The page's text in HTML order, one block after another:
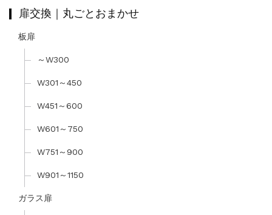
扉交換｜丸ごとおまかせ
板扉
～W300
W301～450
W451～600
W601～750
W751～900
W901～1150
ガラス扉